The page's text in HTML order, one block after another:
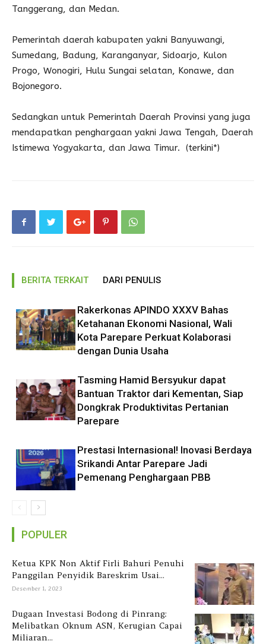
Tanggerang, dan Medan.
Pemerintah daerah kabupaten yakni Banyuwangi,
Sumedang, Badung, Karanganyar, Sidoarjo, Kulon
Progo, Wonogiri, Hulu Sungai selatan, Konawe, dan
Bojonegoro.
Sedangkan untuk Pemerintah Daerah Provinsi yang juga
mendapatkan penghargaan yakni Jawa Tengah, Daerah
Istimewa Yogyakarta, dan Jawa Timur. (terkini*)
BERITA TERKAIT DARI PENULIS
Rakerkonas APINDO XXXV Bahas
Ketahanan Ekonomi Nasional, Wali
Kota Parepare Perkuat Kolaborasi
dengan Dunia Usaha
Tasming Hamid Bersyukur dapat
Bantuan Traktor dari Kementan, Siap
Dongkrak Produktivitas Pertanian
Parepare
Prestasi Internasional! Inovasi Berdaya
Srikandi Antar Parepare Jadi
Pemenang Penghargaan PBB
POPULER
Ketua KPK Non Aktif Firli Bahuri Penuhi
Panggilan Penyidik Bareskrim Usai...
Desember 1, 2023
Dugaan Investasi Bodong di Pinrang:
Melibatkan Oknum ASN, Kerugian Capai
Miliaran...